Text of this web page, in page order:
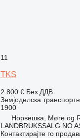
11
TKS
2.800 € Без ДДВ
Земјоделска
1900
Норвешка, Møre og
LANDBRUKSSALG.NO
Контактирајте го